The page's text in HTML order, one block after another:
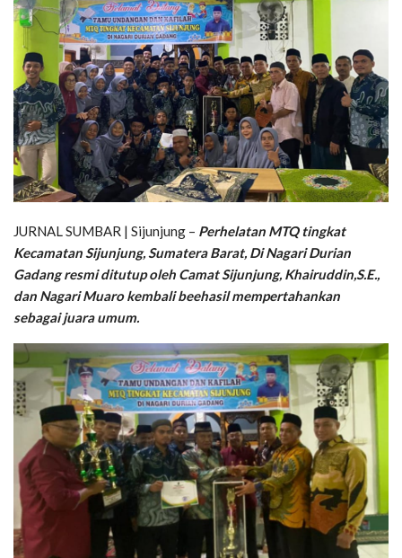
JURNAL SUMBAR | Sijunjung – Perhelatan MTQ tingkat
Kecamatan Sijunjung, Sumatera Barat, Di Nagari Durian
Gadang resmi ditutup oleh Camat Sijunjung, Khairuddin,S.E.,
dan Nagari Muaro kembali beehasil mempertahankan
sebagai juara umum.